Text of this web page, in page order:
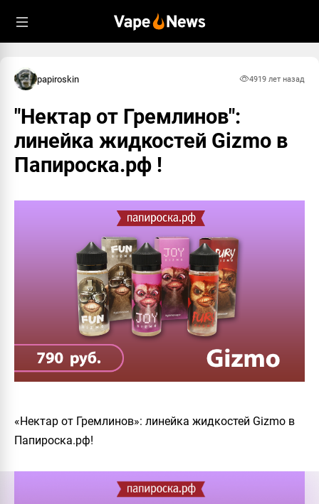
papiroskin 4919 лет назад
"Нектар от Гремлинов":
линейка жидкостей Gizmo в
Папироска.рф !
«Нектар от Гремлинов»: линейка жидкостей Gizmo в
Папироска.рф!